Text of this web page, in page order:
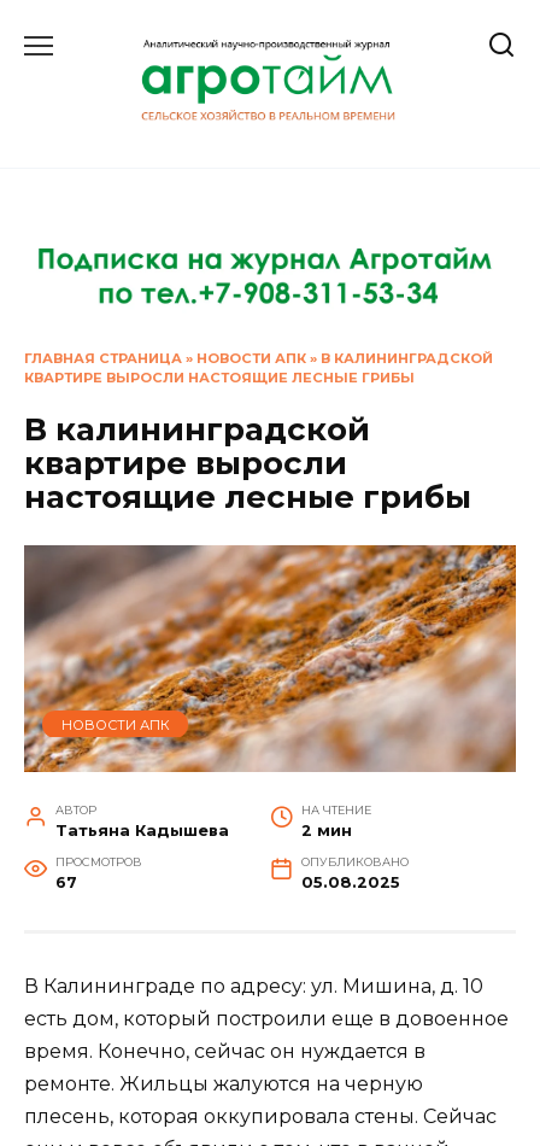
ГЛАВНАЯ СТРАНИЦА » НОВОСТИ АПК » В КАЛИНИНГРАДСКОЙ
КВАРТИРЕ ВЫРОСЛИ НАСТОЯЩИЕ ЛЕСНЫЕ ГРИБЫ
В калининградской
квартире выросли
настоящие лесные грибы
НОВОСТИ АПК
АВТОР
Татьяна Кадышева
НА ЧТЕНИЕ
2 мин
ПРОСМОТРОВ
67
ОПУБЛИКОВАНО
05.08.2025
В Калининграде по адресу: ул. Мишина, д. 10
есть дом, который построили еще в довоенное
время. Конечно, сейчас он нуждается в
ремонте. Жильцы жалуются на черную
плесень, которая оккупировала стены. Сейчас